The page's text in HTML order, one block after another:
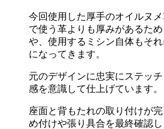
今回使用した厚手のオイルヌ
で使う革よりも厚みがあるた
や、使用するミシン自体もそ
になってきます。
元のデザインに忠実にステッ
感を意識して仕上げています。
座面と背もたれの取り付けが
め付けや張り具合を最終確認